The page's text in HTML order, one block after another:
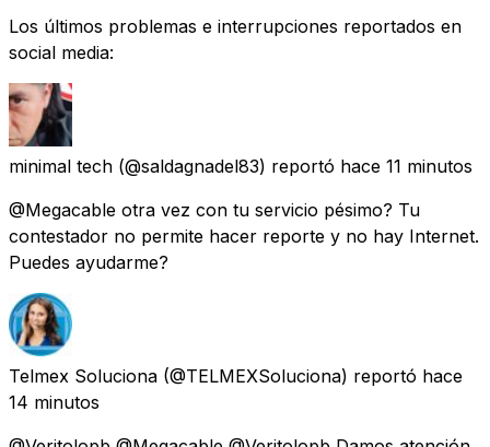
Los últimos problemas e interrupciones reportados en
social media:
minimal tech (@saldagnadel83) reportó hace 11 minutos
@Megacable otra vez con tu servicio pésimo? Tu
contestador no permite hacer reporte y no hay Internet.
Puedes ayudarme?
Telmex Soluciona (@TELMEXSoluciona) reportó hace
14 minutos